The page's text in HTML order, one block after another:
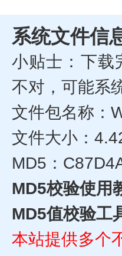
系统文件信
小贴士：下载
不对，可能系
文件包名称：
文件大小：
MD5：
MD5校验使用
MD5值校验工
本站提供多个